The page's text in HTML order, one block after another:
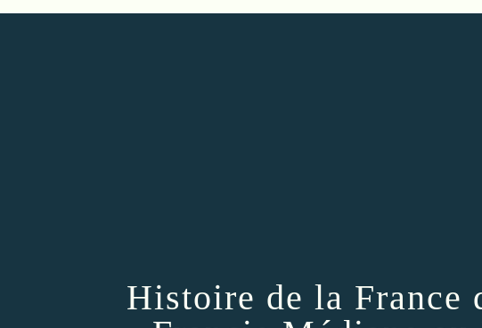
Histoire de la France